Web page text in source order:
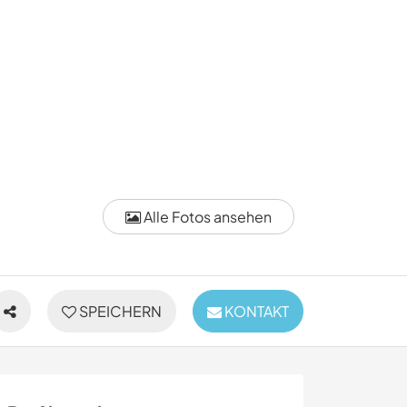
Alle Fotos ansehen
SPEICHERN KONTAKT